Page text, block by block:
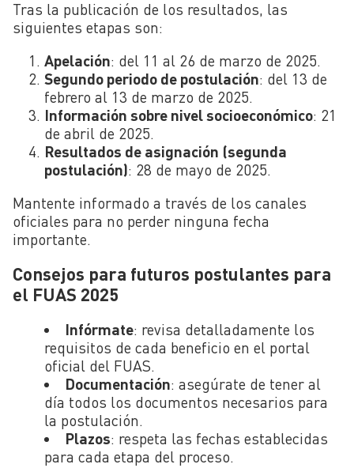
Tras la publicación de los resultados, las
siguientes etapas son:
Apelación: del 11 al 26 de marzo de 2025.
Segundo periodo de postulación: del 13 de
febrero al 13 de marzo de 2025.
Información sobre nivel socioeconómico: 21
de abril de 2025.
Resultados de asignación (segunda
postulación): 28 de mayo de 2025.
Mantente informado a través de los canales
oficiales para no perder ninguna fecha
importante.
Consejos para futuros postulantes para
el FUAS 2025
Infórmate: revisa detalladamente los
requisitos de cada beneficio en el portal
oficial del FUAS.
Documentación: asegúrate de tener al
día todos los documentos necesarios para
la postulación.
Plazos: respeta las fechas establecidas
para cada etapa del proceso.